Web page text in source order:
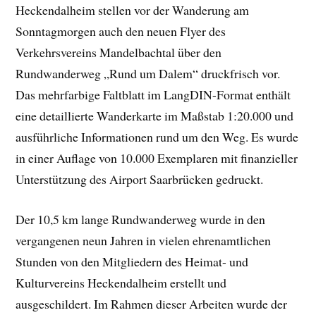
Heckendalheim stellen vor der Wanderung am
Sonntagmorgen auch den neuen Flyer des
Verkehrsvereins Mandelbachtal über den
Rundwanderweg „Rund um Dalem“ druckfrisch vor.
Das mehrfarbige Faltblatt im LangDIN-Format enthält
eine detaillierte Wanderkarte im Maßstab 1:20.000 und
ausführliche Informationen rund um den Weg. Es wurde
in einer Auflage von 10.000 Exemplaren mit finanzieller
Unterstützung des Airport Saarbrücken gedruckt.
Der 10,5 km lange Rundwanderweg wurde in den
vergangenen neun Jahren in vielen ehrenamtlichen
Stunden von den Mitgliedern des Heimat- und
Kulturvereins Heckendalheim erstellt und
ausgeschildert. Im Rahmen dieser Arbeiten wurde der